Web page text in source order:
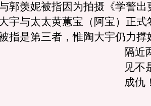
羡妮被指因为拍摄《学警出
宇与太太黄蕙宝（阿宝）正式
指是第三者，惟陶大宇仍力撑
隔近
见不
成仇